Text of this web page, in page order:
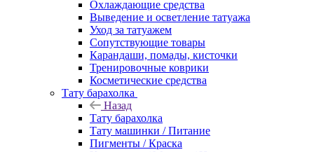
Охлаждающие средства
Выведение и осветление татуажа
Уход за татуажем
Сопутствующие товары
Карандаши, помады, кисточки
Тренировочные коврики
Косметические средства
Тату барахолка
Назад
Тату барахолка
Тату машинки / Питание
Пигменты / Краска